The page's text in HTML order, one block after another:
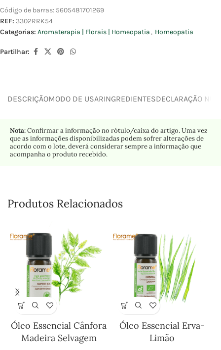
Código de barras: 5605481701269
REF: 3302RRK54
Categorias: Aromaterapia | Florais | Homeopatia , Homeopatia
Partilhar:
DESCRIÇÃOMODO DE USARINGREDIENTESDECLARAÇÃO
Nota:Confirmar a informação no rótulo/caixa do artigo. Uma vez
que as informações disponibilizadas podem sofrer alterações de
acordo com o lote, deverá considerar sempre a informação que
acompanha o produto recebido.
Produtos Relacionados
Óleo Essencial Cânfora
Madeira Selvagem
Óleo Essencial Erva-
Limão